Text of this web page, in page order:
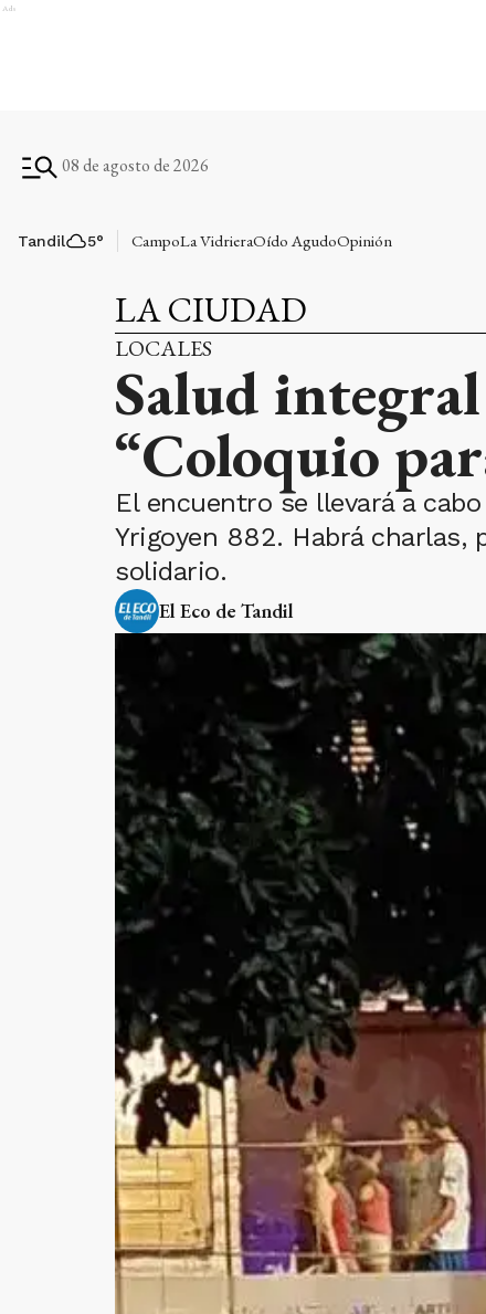
Ads
08 de agosto de 2026
Tandil 5° CampoLa VidrieraOído AgudoOpinión
LA CIUDAD
LOCALES
Salud
“Coloquio
El encuentro se llevará a
Yrigoyen 882. Habrá
solidario.
El Eco de Tandil